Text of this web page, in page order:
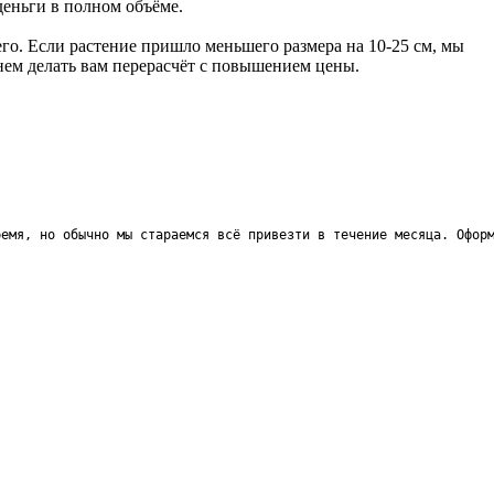
в полном объёме.
Если растение пришло меньшего размера на 10-25 см, мы
делать вам перерасчёт с повышением цены.
но обычно мы стараемся всё привезти в течение месяца.